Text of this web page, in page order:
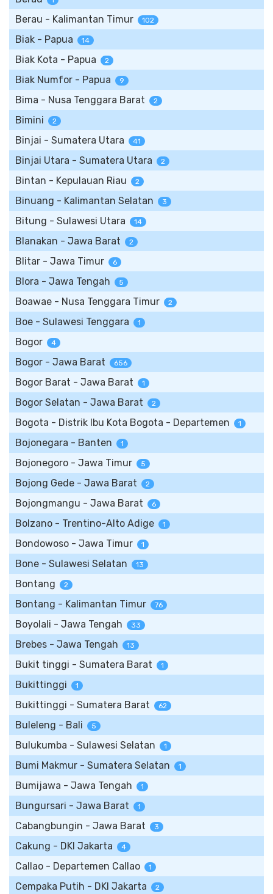
Berau - Kalimantan Timur 102
Biak - Papua 14
Biak Kota - Papua 2
Biak Numfor - Papua 9
Bima - Nusa Tenggara Barat 2
Bimini 2
Binjai - Sumatera Utara 41
Binjai Utara - Sumatera Utara 2
Bintan - Kepulauan Riau 2
Binuang - Kalimantan Selatan 3
Bitung - Sulawesi Utara 14
Blanakan - Jawa Barat 2
Blitar - Jawa Timur 6
Blora - Jawa Tengah 5
Boawae - Nusa Tenggara Timur 2
Boe - Sulawesi Tenggara 1
Bogor 4
Bogor - Jawa Barat 656
Bogor Barat - Jawa Barat 1
Bogor Selatan - Jawa Barat 2
Bogota - Distrik Ibu Kota Bogota - Departemen 1
Bojonegara - Banten 1
Bojonegoro - Jawa Timur 5
Bojong Gede - Jawa Barat 2
Bojongmangu - Jawa Barat 6
Bolzano - Trentino-Alto Adige 1
Bondowoso - Jawa Timur 1
Bone - Sulawesi Selatan 13
Bontang 2
Bontang - Kalimantan Timur 76
Boyolali - Jawa Tengah 33
Brebes - Jawa Tengah 13
Bukit tinggi - Sumatera Barat 1
Bukittinggi 1
Bukittinggi - Sumatera Barat 62
Buleleng - Bali 5
Bulukumba - Sulawesi Selatan 1
Bumi Makmur - Sumatera Selatan 1
Bumijawa - Jawa Tengah 1
Bungursari - Jawa Barat 1
Cabangbungin - Jawa Barat 3
Cakung - DKI Jakarta 4
Callao - Departemen Callao 1
Cempaka Putih - DKI Jakarta 2